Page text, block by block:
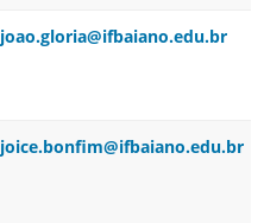
joao.gloria@ifbaiano.edu.br
joice.bonfim@ifbaiano.edu.br